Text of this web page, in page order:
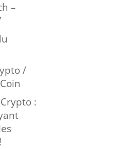
–
/
: